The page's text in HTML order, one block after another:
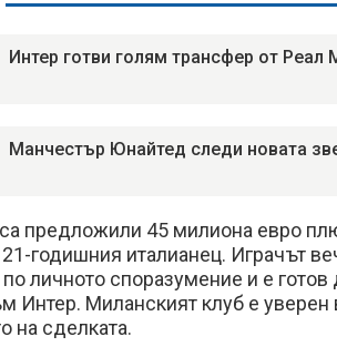
Интер готви голям трансфер от Реал
Манчестър Юнайтед следи новата
са предложили 45 милиона евро
годишния италианец. Играчът
личното споразумение и е готов
Интер. Миланският клуб е уверен
на сделката.